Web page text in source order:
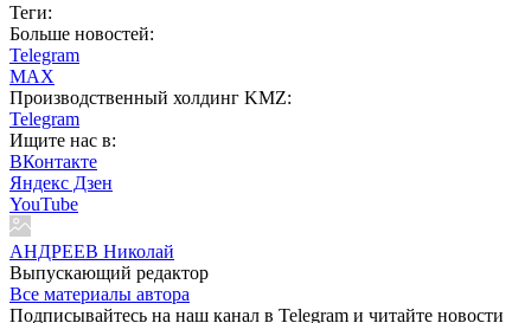
Теги:
Больше новостей:
Telegram
MAX
Производственный холдинг KMZ:
Telegram
Ищите нас в:
ВКонтакте
Яндекс Дзен
YouTube
АНДРЕЕВ Николай
Выпускающий редактор
Все материалы автора
Подписывайтесь на наш канал в Telegram и читайте новости